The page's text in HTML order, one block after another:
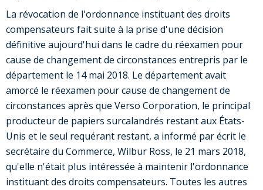
La révocation de l'ordonnance instituant des droits
compensateurs fait suite à la prise d'une décision
définitive aujourd'hui dans le cadre du réexamen pour
cause de changement de circonstances entrepris par le
département le 14 mai 2018. Le département avait
amorcé le réexamen pour cause de changement de
circonstances après que Verso Corporation, le principal
producteur de papiers surcalandrés restant aux États-
Unis et le seul requérant restant, a informé par écrit le
secrétaire du Commerce, Wilbur Ross, le 21 mars 2018,
qu'elle n'était plus intéressée à maintenir l'ordonnance
instituant des droits compensateurs. Toutes les autres